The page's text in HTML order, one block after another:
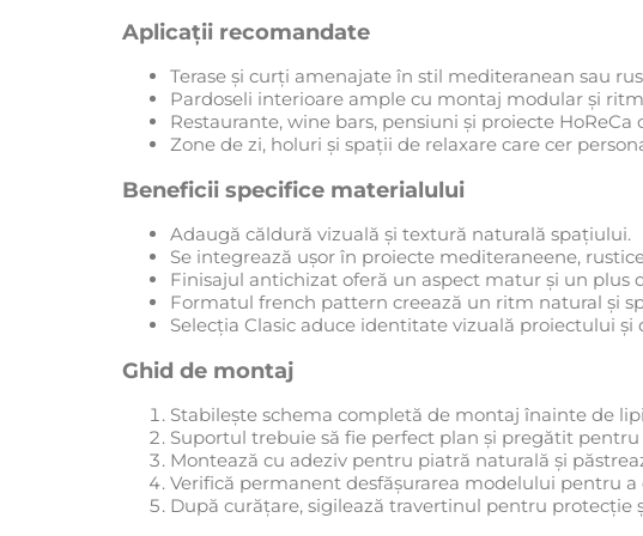
Aplicații recomandate
Terase și curți amenajate în stil mediteranean sau
Pardoseli interioare ample cu montaj modular și
Restaurante, wine bars, pensiuni și proiecte HoReCa
Zone de zi, holuri și spații de relaxare care cer
Beneficii specifice materialului
Adaugă căldură vizuală și textură naturală spațiului.
Se integrează ușor în proiecte mediteraneene,
Finisajul antichizat oferă un aspect matur și un plus
Formatul french pattern creează un ritm natural și
Selecția Clasic aduce identitate vizuală proiectului
Ghid de montaj
Stabilește schema completă de montaj înainte de
Suportul trebuie să fie perfect plan și pregătit
Montează cu adeziv pentru piatră naturală și
Verifică permanent desfășurarea modelului pentru
După curățare, sigilează travertinul pentru protecție